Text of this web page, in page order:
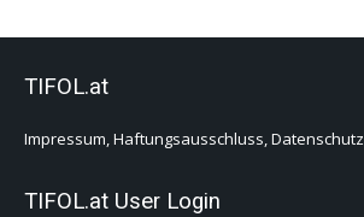
TIFOL.at
Impressum, Haftungsausschluss, Datenschutz
TIFOL.at User Login